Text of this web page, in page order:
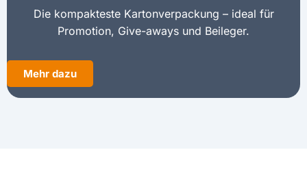
Die kompakteste Kartonverpackung – ideal für
Promotion, Give-aways und Beileger.
Mehr dazu